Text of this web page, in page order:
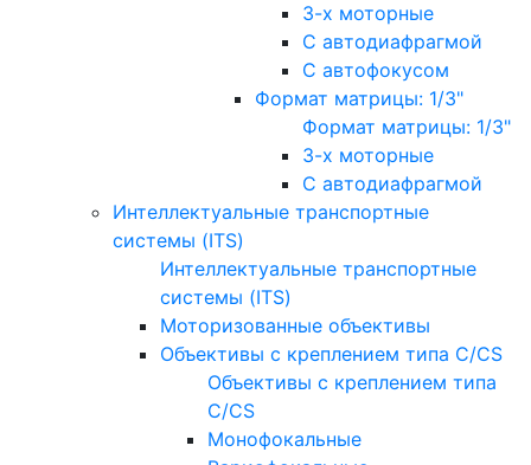
3-х моторные
С автодиафрагмой
С автофокусом
Формат матрицы: 1/3"
Формат матрицы: 1/3"
3-х моторные
С автодиафрагмой
Интеллектуальные транспортные
системы (ITS)
Интеллектуальные транспортные
системы (ITS)
Моторизованные объективы
Объективы с креплением типа C/CS
Объективы с креплением типа
C/CS
Монофокальные